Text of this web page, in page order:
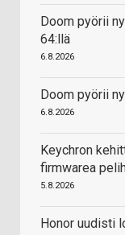
Doom pyörii
64:llä
6.8.2026
Doom pyörii
6.8.2026
Keychron
firmwarea
5.8.2026
Honor uudisti